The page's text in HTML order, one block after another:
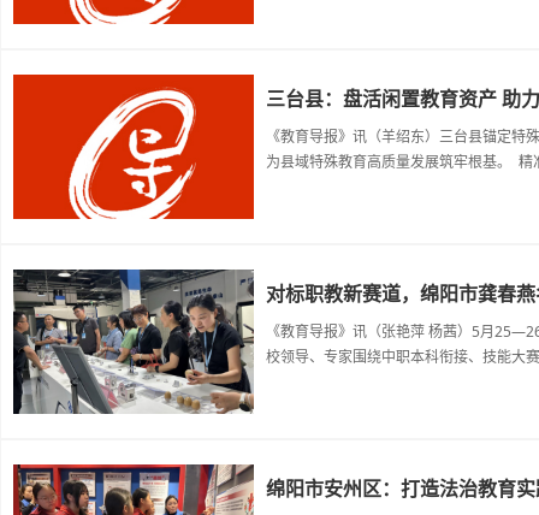
三台县：盘活闲置教育资产 助
《教育导报》讯（羊绍东）三台县锚定
为县域特殊教育高质量发展筑牢根基。
对标职教新赛道，绵阳市龚春
《教育导报》讯（张艳萍 杨茜）5月
校领导、专家围绕中职本科衔接、技能大
绵阳市安州区：打造法治教育